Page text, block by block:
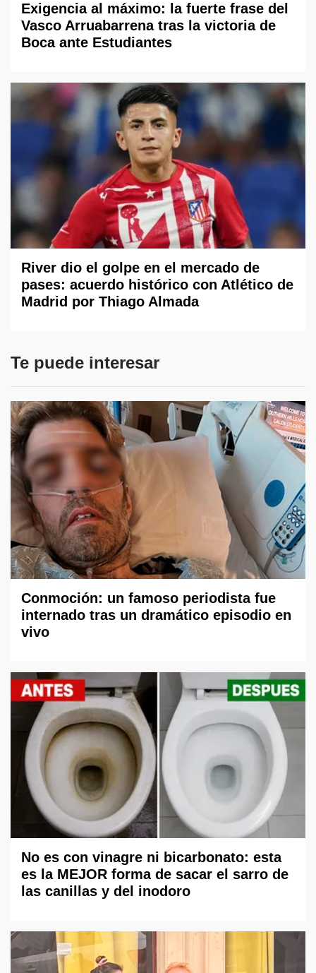
Exigencia al máximo: la fuerte frase del
Vasco Arruabarrena tras la victoria de
Boca ante Estudiantes
River dio el golpe en el mercado de
pases: acuerdo histórico con Atlético de
Madrid por Thiago Almada
Te puede interesar
Conmoción: un famoso periodista fue
internado tras un dramático episodio en
vivo
No es con vinagre ni bicarbonato: esta
es la MEJOR forma de sacar el sarro de
las canillas y del inodoro